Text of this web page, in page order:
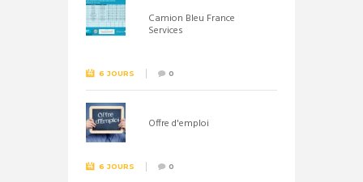
Camion Bleu France
Services
6 JOURS 0
Offre d'emploi
6 JOURS 0